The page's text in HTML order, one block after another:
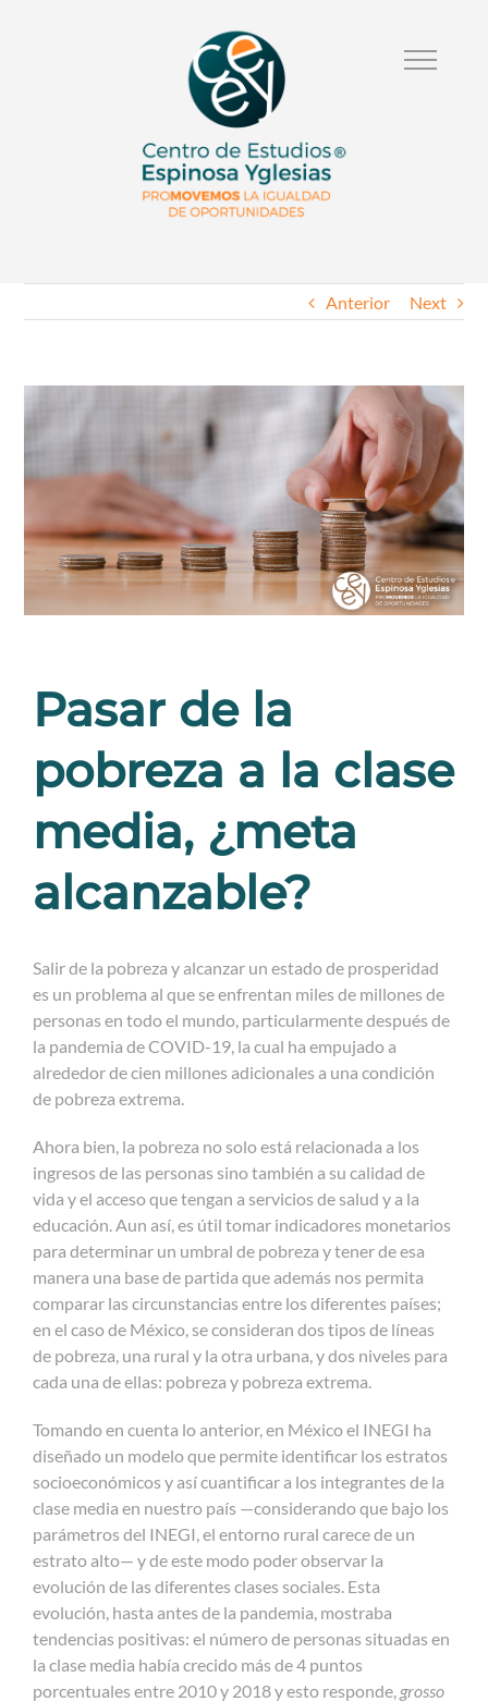
Anterior Next
Imagen
Grande
Pasar de la
pobreza a la clase
media, ¿meta
alcanzable?
Salir de la pobreza y alcanzar un estado de prosperidad
es un problema al que se enfrentan miles de millones de
personas en todo el mundo, particularmente después de
la pandemia de COVID-19, la cual ha empujado a
alrededor de cien millones adicionales a una condición
de pobreza extrema.
Ahora bien, la pobreza no solo está relacionada a los
ingresos de las personas sino también a su calidad de
vida y el acceso que tengan a servicios de salud y a la
educación. Aun así, es útil tomar indicadores monetarios
para determinar un umbral de pobreza y tener de esa
manera una base de partida que además nos permita
comparar las circunstancias entre los diferentes países;
en el caso de México, se consideran dos tipos de líneas
de pobreza, una rural y la otra urbana, y dos niveles para
cada una de ellas: pobreza y pobreza extrema.
Tomando en cuenta lo anterior, en México el INEGI ha
diseñado un modelo que permite identificar los estratos
socioeconómicos y así cuantificar a los integrantes de la
clase media en nuestro país —considerando que bajo los
parámetros del INEGI, el entorno rural carece de un
estrato alto— y de este modo poder observar la
evolución de las diferentes clases sociales. Esta
evolución, hasta antes de la pandemia, mostraba
tendencias positivas: el número de personas situadas en
la clase media había crecido más de 4 puntos
porcentuales entre 2010 y 2018 y esto responde, grosso